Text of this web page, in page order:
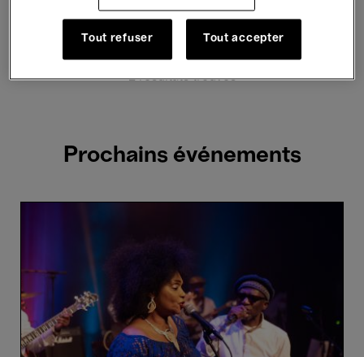
Hosted Events
2 résultats trouvés
Prochains événements
Tout refuser Tout accepter